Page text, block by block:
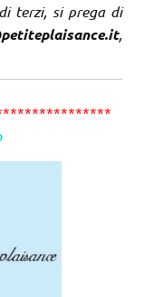
terzi, si prega di
,